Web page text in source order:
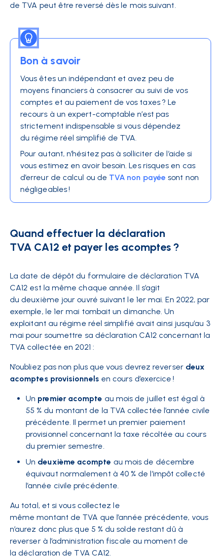
de TVA peut être reversé dès le mois suivant.
Bon à savoir
Vous êtes un indépendant et avez peu de
moyens financiers à consacrer au suivi de vos
comptes et au paiement de vos taxes ? Le
recours à un expert-comptable n’est pas
strictement indispensable si vous dépendez
du régime réel simplifié de TVA.
Pour autant, n’hésitez pas à solliciter de l’aide si
vous estimez en avoir besoin. Les risques en cas
d’erreur de calcul ou de TVA non payée sont non
négligeables !
Quand effectuer la déclaration
TVA CA12 et payer les acomptes ?
La date de dépôt du formulaire de déclaration TVA
CA12 est la même chaque année. Il s’agit
du deuxième jour ouvré suivant le 1er mai. En 2022, par
exemple, le 1er mai tombait un dimanche. Un
exploitant au régime réel simplifié avait ainsi jusqu’au 3
mai pour soumettre sa déclaration CA12 concernant la
TVA collectée en 2021 :
N’oubliez pas non plus que vous devrez reverser deux
acomptes provisionnels en cours d’exercice !
Un premier acompte au mois de juillet est égal à
55 % du montant de la TVA collectée l’année civile
précédente. Il permet un premier paiement
provisionnel concernant la taxe récoltée au cours
du premier semestre.
Un deuxième acompte au mois de décembre
équivaut normalement à 40 % de l’impôt collecté
l’année civile précédente.
Au total, et si vous collectez le
même montant de TVA que l’année précédente, vous
n’aurez donc plus que 5 % du solde restant dû à
reverser à l’administration fiscale au moment de
la déclaration de TVA CA12.